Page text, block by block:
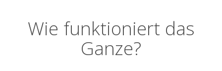
Wie funktioniert das
Ganze?